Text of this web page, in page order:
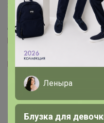
31 мая, 2024 11:30
Откройте пожалуйста
h.uniqlo.cn/product
h.uniqlo.cn/product
Леныра
Блузка для